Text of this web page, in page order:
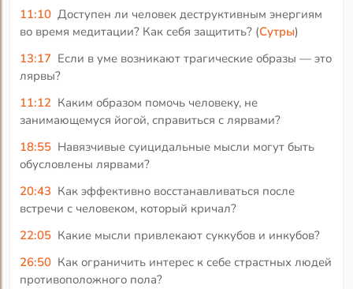
11:10 Доступен ли человек деструктивным энергиям
во время медитации? Как себя защитить? (Сутры)
13:17 Если в уме возникают трагические образы — это
лярвы?
11:12 Каким образом помочь человеку, не
занимающемуся йогой, справиться с лярвами?
18:55 Навязчивые суицидальные мысли могут быть
обусловлены лярвами?
20:43 Как эффективно восстанавливаться после
встречи с человеком, который кричал?
22:05 Какие мысли привлекают суккубов и инкубов?
26:50 Как ограничить интерес к себе страстных людей
противоположного пола?